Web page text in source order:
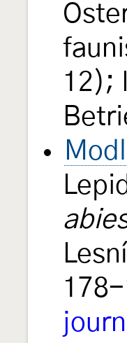
12);